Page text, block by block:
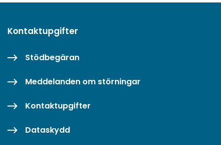
Kontaktupgifter
Stödbegäran
Meddelanden om störningar
Kontaktupgifter
Dataskydd